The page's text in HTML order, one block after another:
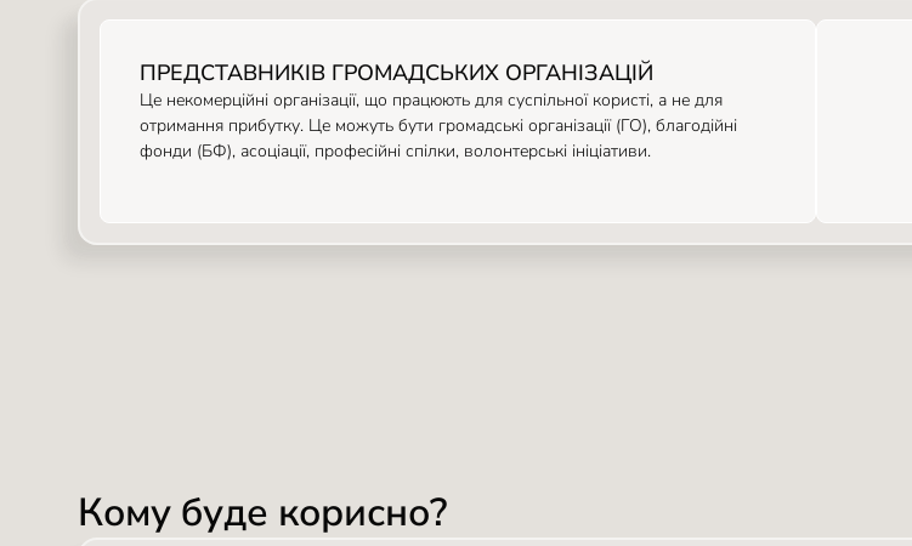
ПРЕДСТАВНИКІВ ГРОМАДСЬКИХ ОРГАНІЗАЦІЙ
Це некомерційні організації, що працюють для суспільної користі, а не для
отримання прибутку. Це можуть бути громадські організації (ГО), благодійні
фонди (БФ), асоціації, професійні спілки, волонтерські ініціативи.
Кому буде корисно?